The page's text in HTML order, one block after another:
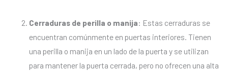
Cerraduras de perilla o manija: Estas cerraduras se
encuentran comúnmente en puertas interiores. Tienen
una perilla o manija en un lado de la puerta y se utilizan
para mantener la puerta cerrada, pero no ofrecen una alta